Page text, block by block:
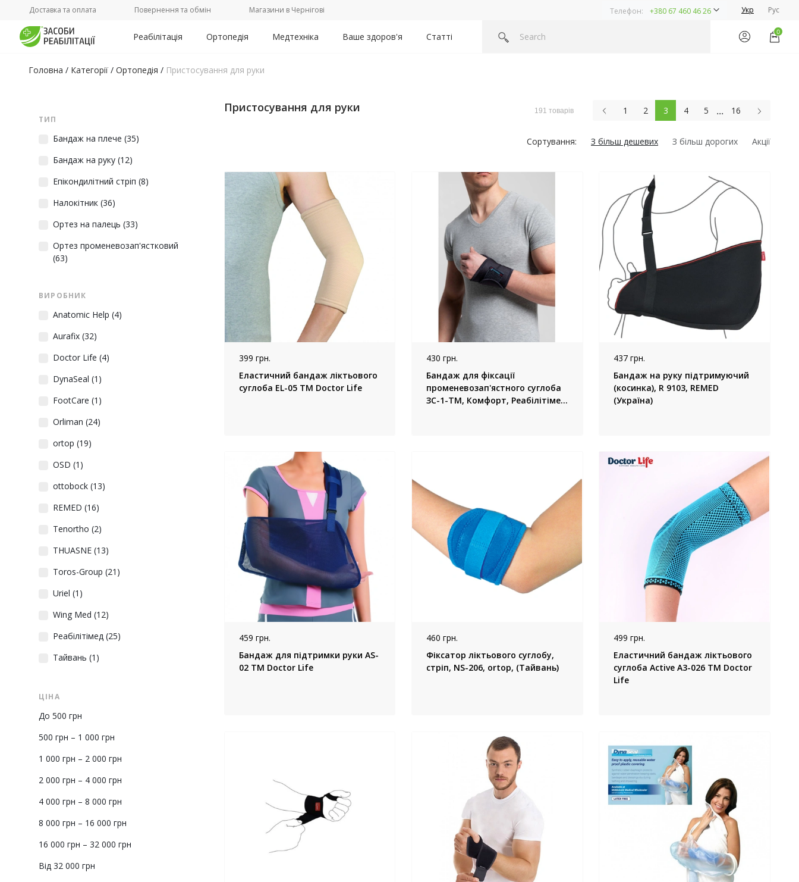
Доставка та оплата Повернення та обмін Магазини в Чернігові Телефон: +380 67 460 46 26 Укр Рус
Реабілітація Ортопедія Медтехніка Ваше здоров'я Статті 0
Головна / Категорії / Ортопедія / Пристосування для руки
ТИП
Бандаж на плече (35)
Бандаж на руку (12)
Епікондилітний стріп (8)
Налокітник (36)
Ортез на палець (33)
Ортез променевозап'ястковий
(63)
ВИРОБНИК
Anatomic Help (4)
Aurafix (32)
Doctor Life (4)
DynaSeal (1)
FootCare (1)
Orliman (24)
ortop (19)
OSD (1)
ottobock (13)
REMED (16)
Tenortho (2)
THUASNE (13)
Toros-Group (21)
Uriel (1)
Wing Med (12)
Реабілітімед (25)
Тайвань (1)
ЦІНА
До 500 грн
500 грн – 1 000 грн
1 000 грн – 2 000 грн
2 000 грн – 4 000 грн
4 000 грн – 8 000 грн
8 000 грн – 16 000 грн
16 000 грн – 32 000 грн
Від 32 000 грн
Пристосування для руки 191 товарів 1 2 3 4 5 ... 16
Сортування: З більш дешевих З більш дорогих Акції
399 грн.
Еластичний бандаж ліктьового
суглоба EL-05 TM Doctor Life
430 грн.
Бандаж для фіксації
променевозап'ястного суглоба
ЗС-1-ТМ, Комфорт, Реабілітімед
437 грн.
Бандаж на руку підтримуючий
(косинка), R 9103, REMED
(Україна)
459 грн.
Бандаж для підтримки руки AS-
02 ТМ Doctor Life
460 грн.
Фіксатор ліктьового суглобу,
стріп, NS-206, ortop, (Тайвань)
499 грн.
Еластичний бандаж ліктьового
суглоба Active А3-026 TM Doctor
Life